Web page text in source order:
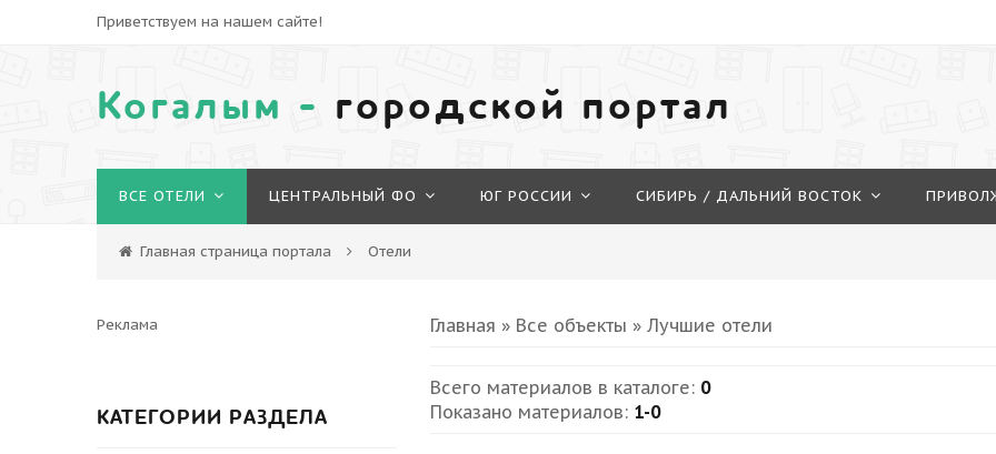
Приветствуем на нашем сайте!
Когалым - городской портал
ВСЕ ОТЕЛИ ЦЕНТРАЛЬНЫЙ ФО ЮГ РОССИИ СИБИРЬ / ДАЛЬНИЙ ВОСТОК
Главная страница портала Отели
Главная » Все объекты » Лучшие отели
Всего материалов в каталоге: 0
Показано материалов: 1-0
Реклама
ГЕЛЕНДЖИК / КАБАРДИНКА
ПАНСИОНАТ
КАТЕГОРИИ РАЗДЕЛА